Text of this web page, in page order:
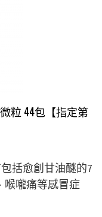
微粒 44包【指定第
括愈創甘油醚的7
喉嚨痛等感冒症